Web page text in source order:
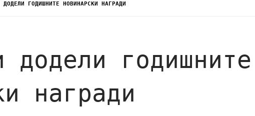
ГОДИШНИТЕ НОВИНАРСКИ НАГРАДИ
додели годишните
награди